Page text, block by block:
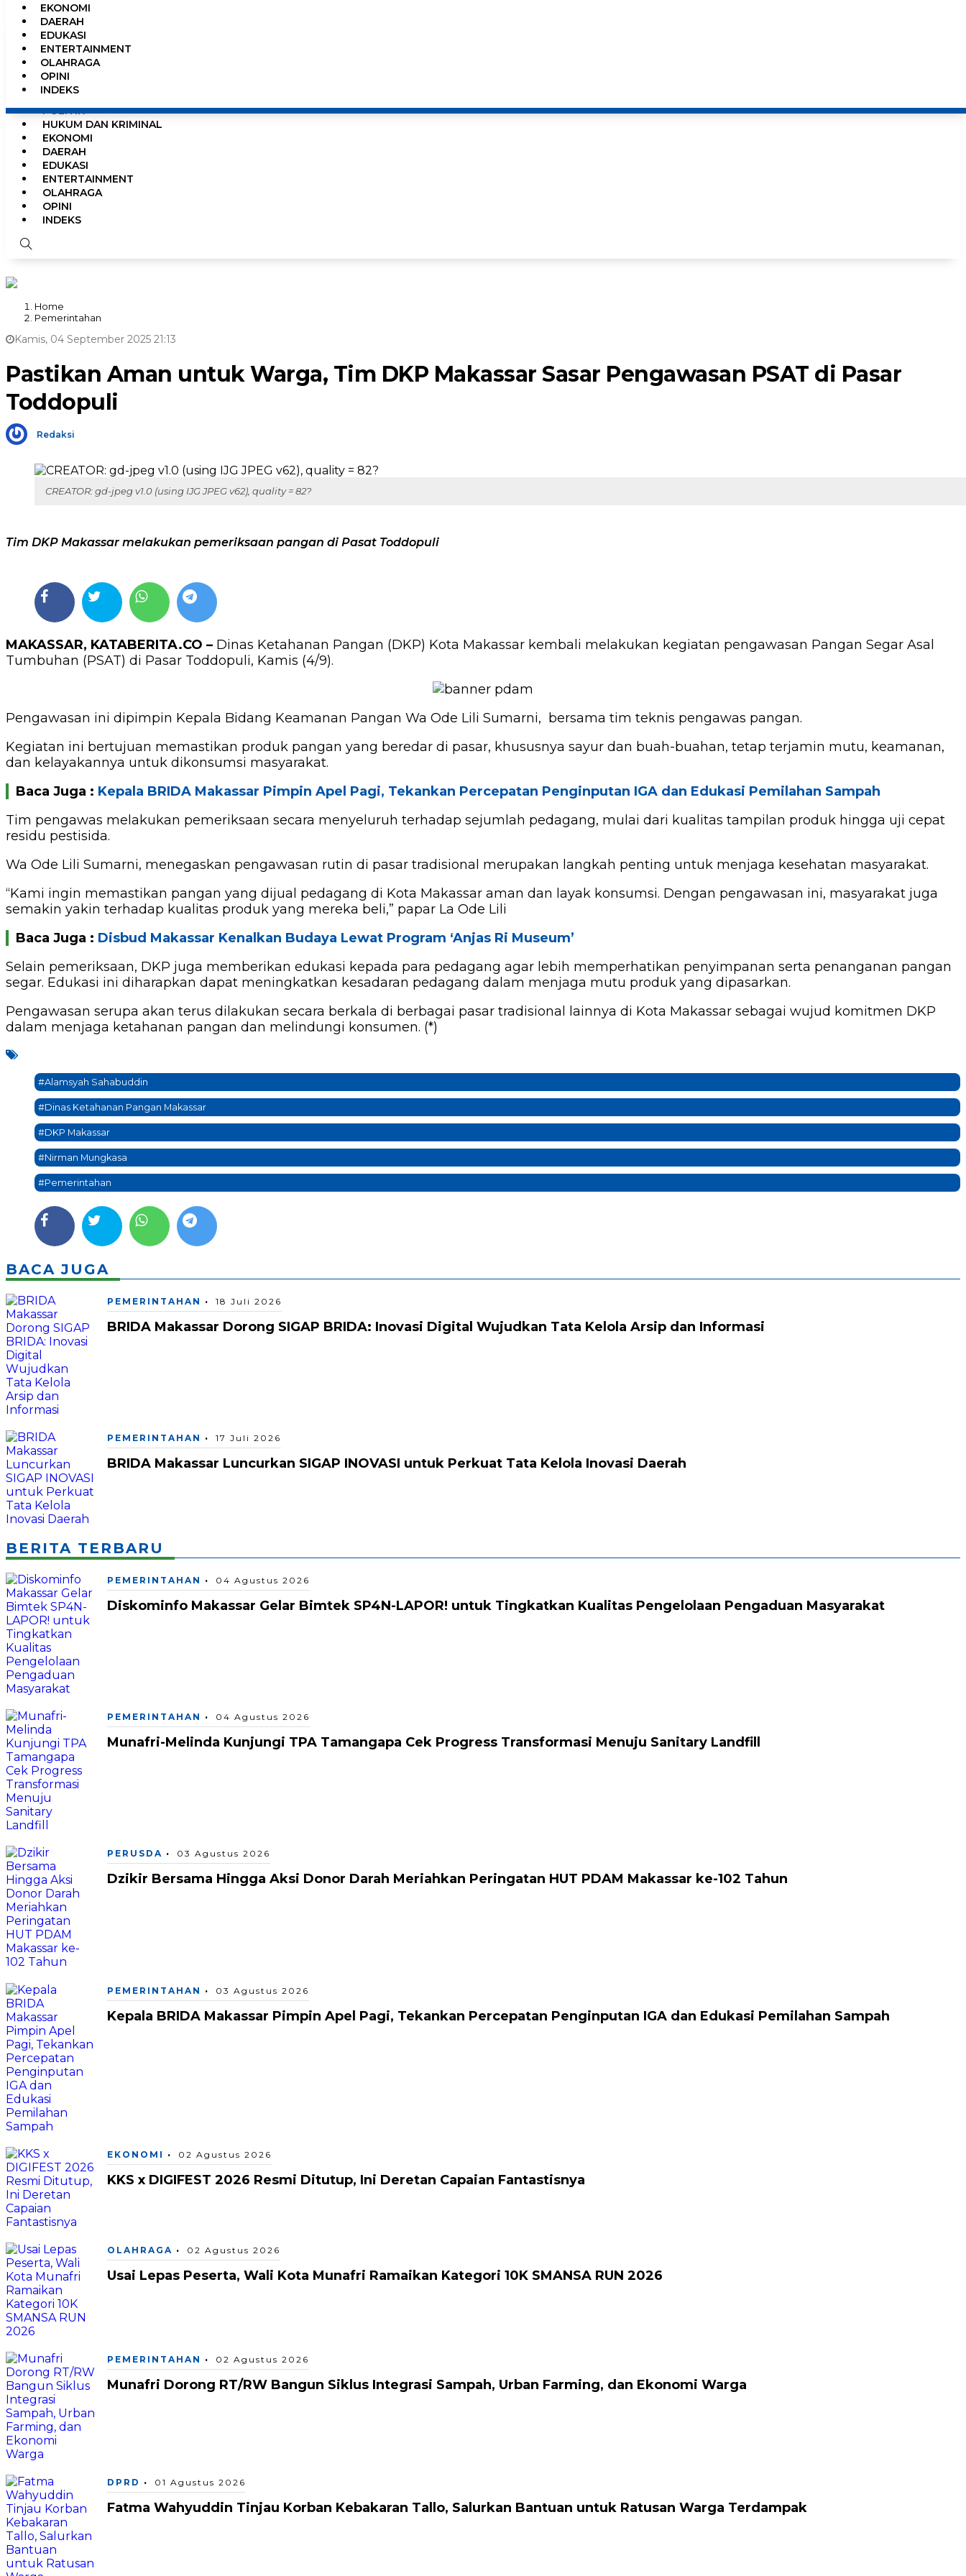
0%
HOME
NEWS
PEMERINTAHAN
POLITIK
HUKUM DAN KRIMINAL
EKONOMI
DAERAH
EDUKASI
ENTERTAINMENT
OLAHRAGA
OPINI
INDEKS
EKONOMI
DAERAH
EDUKASI
ENTERTAINMENT
OLAHRAGA
OPINI
INDEKS
Home
Pemerintahan
Kamis, 04 September 2025 21:13
Pastikan Aman untuk Warga, Tim DKP Makassar Sasar Pengawasan PSAT di Pasar
Toddopuli
Redaksi
CREATOR: gd-jpeg v1.0 (using IJG JPEG v62), quality = 82?
Tim DKP Makassar melakukan pemeriksaan pangan di Pasat Toddopuli
MAKASSAR, KATABERITA.CO – Dinas Ketahanan Pangan (DKP) Kota Makassar kembali melakukan kegiatan pengawasan Pangan Segar Asal
Tumbuhan (PSAT) di Pasar Toddopuli, Kamis (4/9).
Pengawasan ini dipimpin Kepala Bidang Keamanan Pangan Wa Ode Lili Sumarni, bersama tim teknis pengawas pangan.
Kegiatan ini bertujuan memastikan produk pangan yang beredar di pasar, khususnya sayur dan buah-buahan, tetap terjamin mutu, keamanan,
dan kelayakannya untuk dikonsumsi masyarakat.
Baca Juga : Kepala BRIDA Makassar Pimpin Apel Pagi, Tekankan Percepatan Penginputan IGA dan Edukasi Pemilahan Sampah
Tim pengawas melakukan pemeriksaan secara menyeluruh terhadap sejumlah pedagang, mulai dari kualitas tampilan produk hingga uji cepat
residu pestisida.
Wa Ode Lili Sumarni, menegaskan pengawasan rutin di pasar tradisional merupakan langkah penting untuk menjaga kesehatan masyarakat.
“Kami ingin memastikan pangan yang dijual pedagang di Kota Makassar aman dan layak konsumsi. Dengan pengawasan ini, masyarakat juga
semakin yakin terhadap kualitas produk yang mereka beli,” papar La Ode Lili
Baca Juga : Disbud Makassar Kenalkan Budaya Lewat Program ‘Anjas Ri Museum’
Selain pemeriksaan, DKP juga memberikan edukasi kepada para pedagang agar lebih memperhatikan penyimpanan serta penanganan pangan
segar. Edukasi ini diharapkan dapat meningkatkan kesadaran pedagang dalam menjaga mutu produk yang dipasarkan.
Pengawasan serupa akan terus dilakukan secara berkala di berbagai pasar tradisional lainnya di Kota Makassar sebagai wujud komitmen DKP
dalam menjaga ketahanan pangan dan melindungi konsumen. (*)
#Alamsyah Sahabuddin
#Dinas Ketahanan Pangan Makassar
#DKP Makassar
#Nirman Mungkasa
#Pemerintahan
BACA JUGA
PEMERINTAHAN 18 Juli 2026
BRIDA Makassar Dorong SIGAP BRIDA: Inovasi Digital Wujudkan Tata Kelola Arsip dan Informasi
PEMERINTAHAN 17 Juli 2026
BRIDA Makassar Luncurkan SIGAP INOVASI untuk Perkuat Tata Kelola Inovasi Daerah
BERITA TERBARU
PEMERINTAHAN 04 Agustus 2026
Diskominfo Makassar Gelar Bimtek SP4N-LAPOR! untuk Tingkatkan Kualitas Pengelolaan Pengaduan Masyarakat
PEMERINTAHAN 04 Agustus 2026
Munafri-Melinda Kunjungi TPA Tamangapa Cek Progress Transformasi Menuju Sanitary Landfill
PERUSDA 03 Agustus 2026
Dzikir Bersama Hingga Aksi Donor Darah Meriahkan Peringatan HUT PDAM Makassar ke-102 Tahun
PEMERINTAHAN 03 Agustus 2026
Kepala BRIDA Makassar Pimpin Apel Pagi, Tekankan Percepatan Penginputan IGA dan Edukasi Pemilahan Sampah
EKONOMI 02 Agustus 2026
KKS x DIGIFEST 2026 Resmi Ditutup, Ini Deretan Capaian Fantastisnya
OLAHRAGA 02 Agustus 2026
Usai Lepas Peserta, Wali Kota Munafri Ramaikan Kategori 10K SMANSA RUN 2026
PEMERINTAHAN 02 Agustus 2026
Munafri Dorong RT/RW Bangun Siklus Integrasi Sampah, Urban Farming, dan Ekonomi Warga
DPRD 01 Agustus 2026
Fatma Wahyuddin Tinjau Korban Kebakaran Tallo, Salurkan Bantuan untuk Ratusan Warga Terdampak